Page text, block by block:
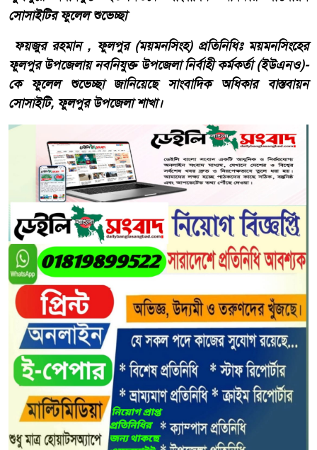
সোসাইটির ফুলেল শুভেচ্ছা
ফয়জুর রহমান , ফুলপুর (ময়মনসিংহ) প্রতিনিধিঃ ময়মনসিংহের
ফুলপুর উপজেলায় নবনিযুক্ত উপজেলা নির্বাহী কর্মকর্তা (ইউএনও)-
কে ফুলেল শুভেচ্ছা জানিয়েছে সাংবাদিক অধিকার বাস্তবায়ন
সোসাইটি, ফুলপুর উপজেলা শাখা।